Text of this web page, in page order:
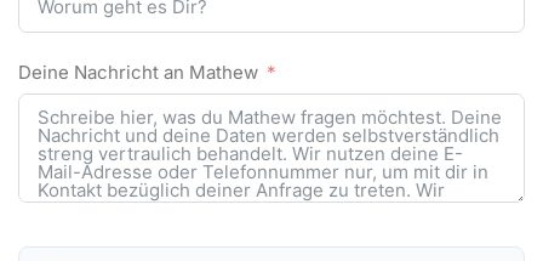
Deine Nachricht an Mathew